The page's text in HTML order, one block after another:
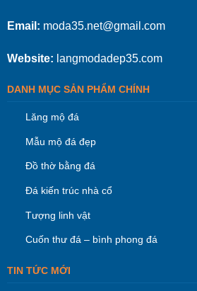
Email: moda35.net@gmail.com
Website: langmodadep35.com
DANH MỤC SẢN PHẨM CHÍNH
Lăng mộ đá
Mẫu mộ đá đẹp
Đồ thờ bằng đá
Đá kiến trúc nhà cổ
Tượng linh vật
Cuốn thư đá – bình phong đá
TIN TỨC MỚI